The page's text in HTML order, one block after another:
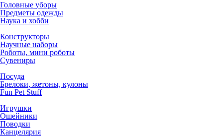
Головные уборы
Предметы одежды
Наука и хобби
Конструкторы
Научные наборы
Роботы, мини роботы
Сувениры
Посуда
Брелоки, жетоны, кулоны
Fun Pet Stuff
Игрушки
Ошейники
Поводки
Канцелярия